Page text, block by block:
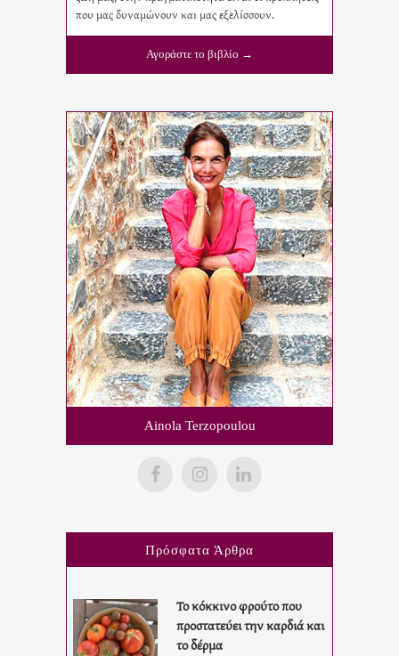
που μας δυναμώνουν και μας εξελίσσουν.
Αγοράστε το βιβλίο →
Ainola Terzopoulou
Πρόσφατα Άρθρα
Το κόκκινο φρούτο που
προστατεύει την καρδιά και
το δέρμα